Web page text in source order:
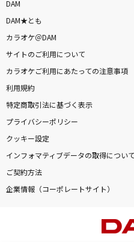
DAM
DAM★とも
カラオケ＠DAM
サイトのご利用について
カラオケご利用にあたっての注意事項
利用規約
特定商取引法に基づく表示
プライバシーポリシー
クッキー設定
インフォマティブデータの取得について
ご契約方法
企業情報（コーポレートサイト）